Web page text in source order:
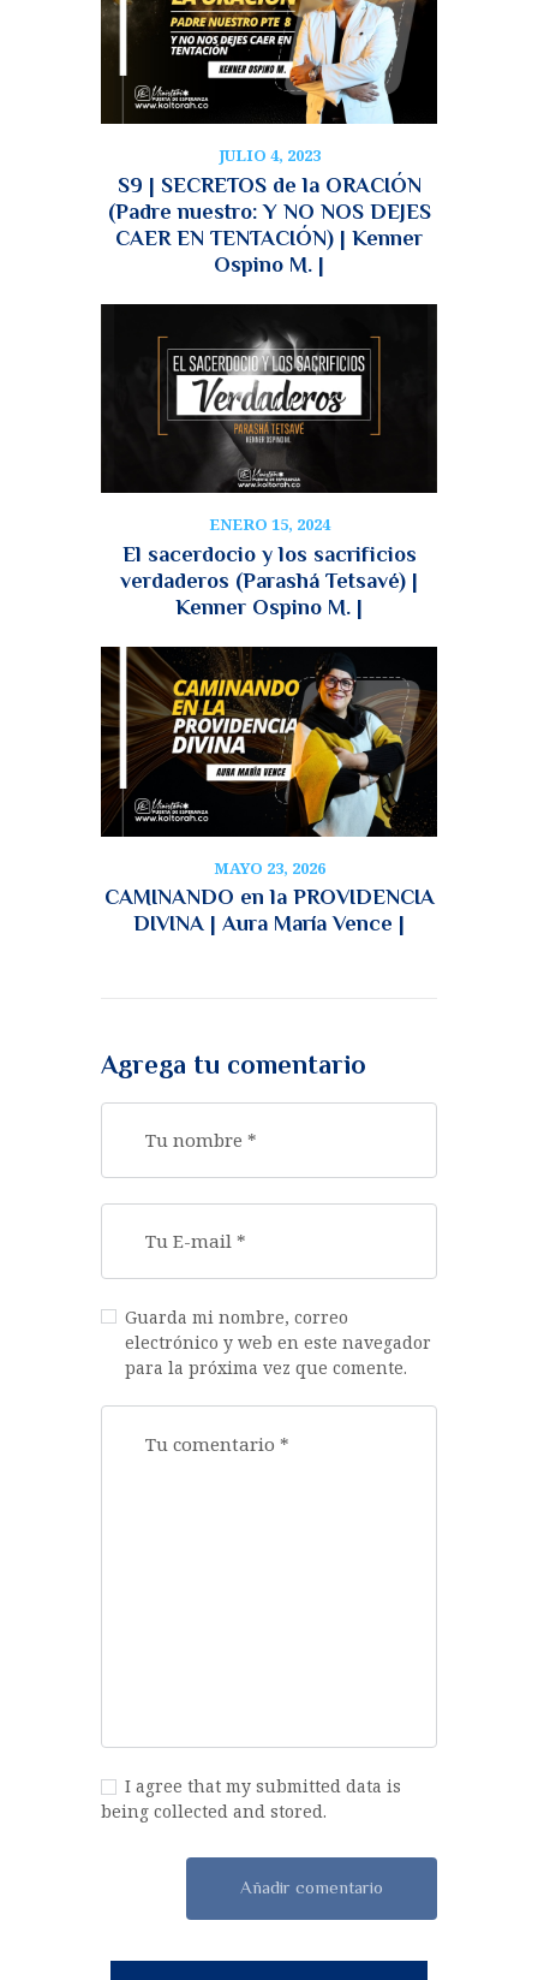
JULIO 4, 2023
S9 | SECRETOS de la ORACIÓN
(Padre nuestro: Y NO NOS DEJES
CAER EN TENTACIÓN) | Kenner
Ospino M. |
ENERO 15, 2024
El sacerdocio y los sacrificios
verdaderos (Parashá Tetsavé) |
Kenner Ospino M. |
MAYO 23, 2026
CAMINANDO en la PROVIDENCIA
DIVINA | Aura María Vence |
Agrega tu comentario
Guarda mi nombre, correo
electrónico y web en este navegador
para la próxima vez que comente.
I agree that my submitted data is
being collected and stored.